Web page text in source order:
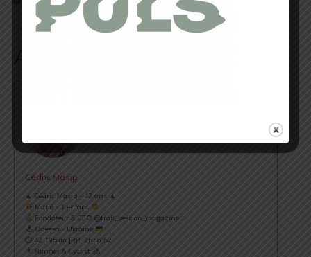
Trail Session Magazine, 2013.
Cédric Masip
▲ Cédric Masip - 42 ans ▲
Marié - 1 enfant
Fondateur & CEO @trail_session_magazine
Odessa - Ukraine
⏱ 42.195km [RP] 2h46’52
Runner & Cyclist